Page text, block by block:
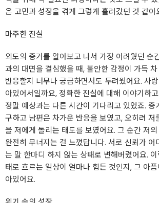
은 고민과 성장을 겪게 그렇게 흘러갔던 것 같아
마주한 진실
외도의 증거를 알아보고 나서 가장 어려웠던 순
과의 대면을 결심했을 때, 불안한 감정이 가득
반응할지 너무나 궁금하면서도 두려웠어요. 사
아있어서일까요, 정확한 진실에 대해 이야기하
정말 예상과는 다른 시간이 기다리고 있었죠. 증
구하고 남편은 차가운 반응을 보였고, 오히려 저
을 저에게 돌리는 태도를 보였어요. 그 순간 저
완전히 무너지는 걸 느꼈답니다. 서로 신뢰가 어
는 말 한마디 하지 않는 상태로 변해버렸어요.
태로 흐르는 일상이 얼마나 힘든 것인지, 그 아
아있어요.